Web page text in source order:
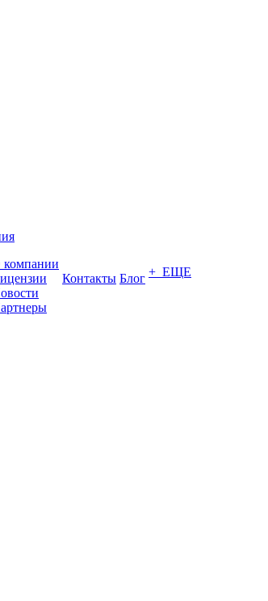
Контакты Блог + ЕЩЕ